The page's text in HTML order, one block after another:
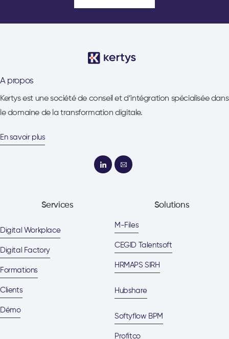
A propos
Kertys est une société de conseil et d’intégration spécialisée dans
le domaine de la transformation digitale.
En savoir plus
Services
Digital Workplace
Digital Factory
Formations
Clients
Démo
Solutions
M-Files
CEGID Talentsoft
HRMAPS SIRH
Hubshare
Softyflow BPM
Profitco